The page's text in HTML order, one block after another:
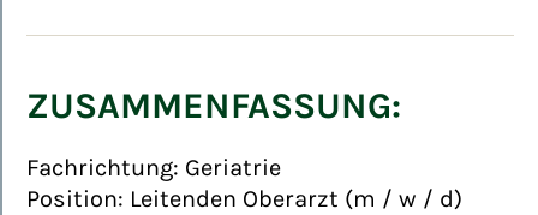
ZUSAMMENFASSUNG:
Fachrichtung: Geriatrie
Position: Leitenden Oberarzt (m / w / d)